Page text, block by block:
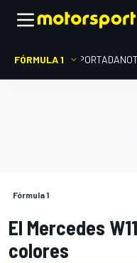
FÓRMULA 1 PORTADA
Fórmula 1
El Mercedes
colores